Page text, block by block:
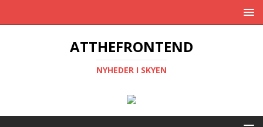
ATTHEFRONTEND
NYHEDER I SKYEN